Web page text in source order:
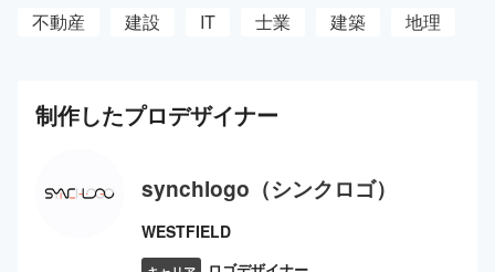
不動産 建設 IT 士業 建築 地理
制作したプロデザイナー
synchlogo（シンクロゴ）
WESTFIELD